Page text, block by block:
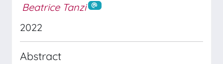
Beatrice Tanzi
2022
Abstract